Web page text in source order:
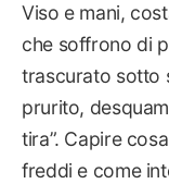
Viso e mani,
che soffrono di
trascurato sotto
prurito,
tira”. Capire
freddi e come